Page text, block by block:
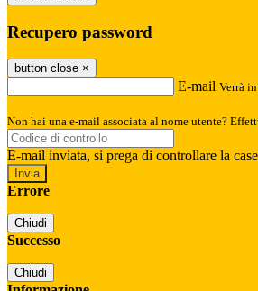
Recupero password
button close ×
E-mail Verrà
Non hai una e-mail associata al nome utente?
E-mail inviata, si prega di controllare la
Errore
Chiudi
Successo
Chiudi